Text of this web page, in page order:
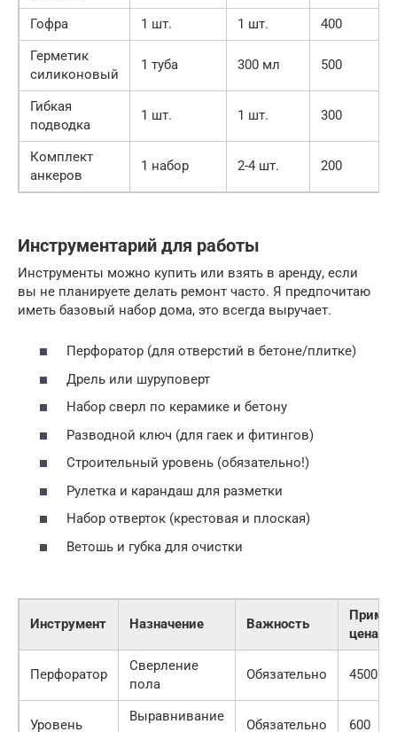
Гофра 1 шт. 1 шт. 400
Герметик
силиконовый
1 туба 300 мл 500
Гибкая
подводка
1 шт. 1 шт. 300
Комплект
анкеров
1 набор 2-4 шт. 200
Инструментарий для работы
Инструменты можно купить или взять в аренду, если
вы не планируете делать ремонт часто. Я предпочитаю
иметь базовый набор дома, это всегда выручает.
Перфоратор (для отверстий в бетоне/плитке)
Дрель или шуруповерт
Набор сверл по керамике и бетону
Разводной ключ (для гаек и фитингов)
Строительный уровень (обязательно!)
Рулетка и карандаш для разметки
Набор отверток (крестовая и плоская)
Ветошь и губка для очистки
Инструмент Назначение Важность
цена
Перфоратор
Сверление
пола
Обязательно 4500
Уровень
Выравнивание
Обязательно 600